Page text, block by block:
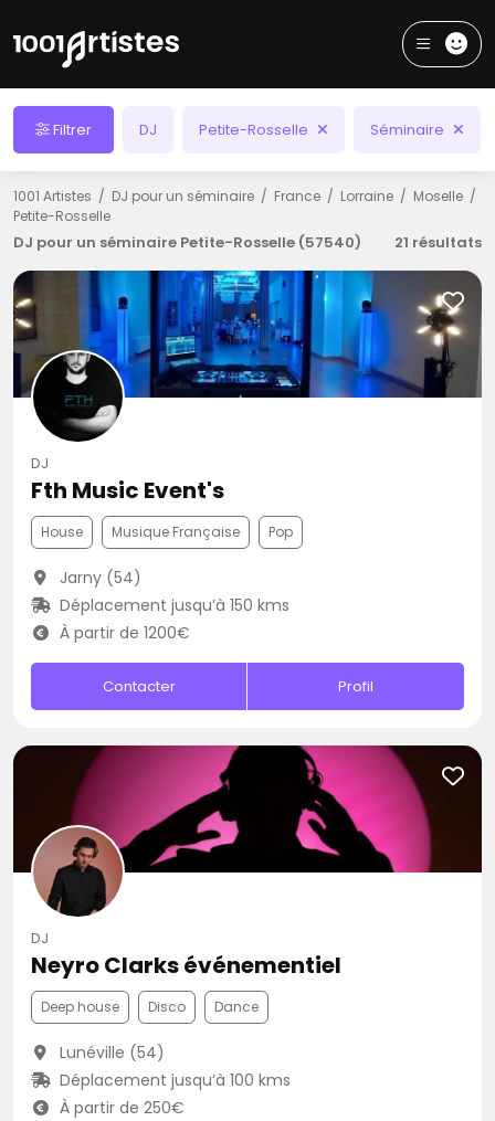
Filtrer DJ Petite-Rosselle Séminaire
1001 Artistes DJ pour un séminaire France Lorraine
Moselle
Petite-Rosselle
DJ pour un séminaire Petite-Rosselle (57540) 21 résultats
DJ
Fth Music Event's
House Musique Française Pop
Jarny (54)
Déplacement jusqu’à 150 kms
À partir de 1200€
Contacter Profil
DJ
Neyro Clarks événementiel
Deep house Disco Dance
Lunéville (54)
Déplacement jusqu’à 100 kms
À partir de 250€